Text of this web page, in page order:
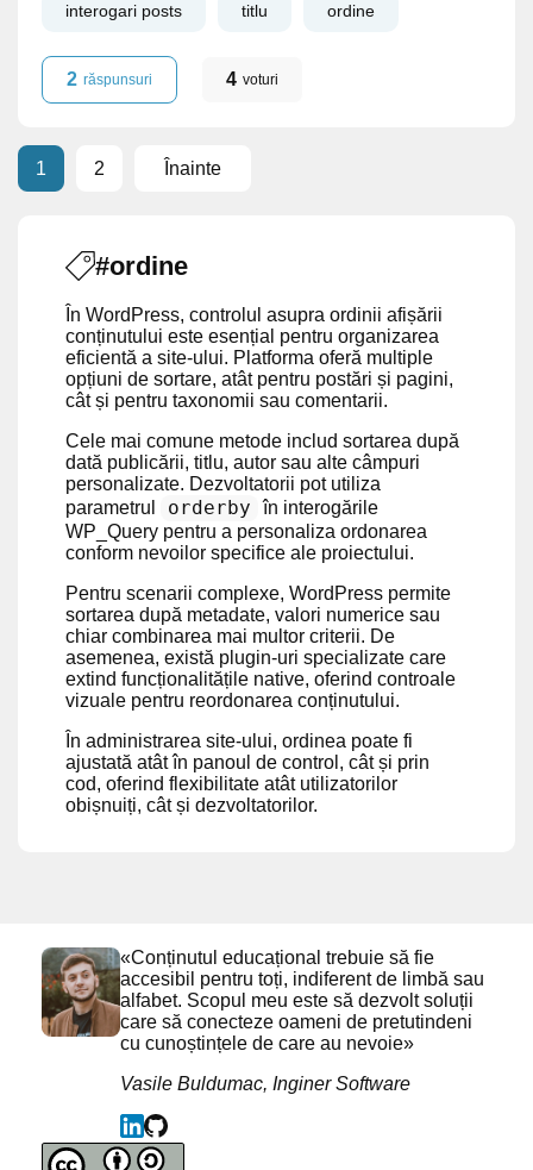
interogari posts titlu ordine
2 răspunsuri 4 voturi
1 2 Înainte
#ordine
În WordPress, controlul asupra ordinii afișării
conținutului este esențial pentru organizarea
eficientă a site-ului. Platforma oferă multiple
opțiuni de sortare, atât pentru postări și pagini,
cât și pentru taxonomii sau comentarii.
Cele mai comune metode includ sortarea după
dată publicării, titlu, autor sau alte câmpuri
personalizate. Dezvoltatorii pot utiliza
parametrul
orderby în interogările
WP_Query pentru a personaliza ordonarea
conform nevoilor specifice ale proiectului.
Pentru scenarii complexe, WordPress permite
sortarea după metadate, valori numerice sau
chiar combinarea mai multor criterii. De
asemenea, există plugin-uri specializate care
extind funcționalitățile native, oferind controale
vizuale pentru reordonarea conținutului.
În administrarea site-ului, ordinea poate fi
ajustată atât în panoul de control, cât și prin
cod, oferind flexibilitate atât utilizatorilor
obișnuiți, cât și dezvoltatorilor.
«Conținutul educațional trebuie să fie
accesibil pentru toți, indiferent de limbă sau
alfabet. Scopul meu este să dezvolt soluții
care să conecteze oameni de pretutindeni
cu cunoștințele de care au nevoie»
Vasile Buldumac, Inginer Software